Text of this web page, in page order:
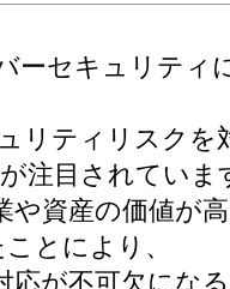
ーセキュリティ
リティリスクを
注目されていま
や資産の価値が
とにより、
応が不可欠にな